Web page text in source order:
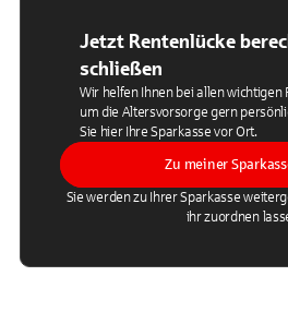
Jetzt Rentenlücke
schließen
Wir helfen Ihnen bei allen wichtigen
um die Altersvorsorge gern
Sie hier Ihre Sparkasse vor Ort.
Zu meiner
Sie werden zu Ihrer Sparkasse
ihr zuordnen